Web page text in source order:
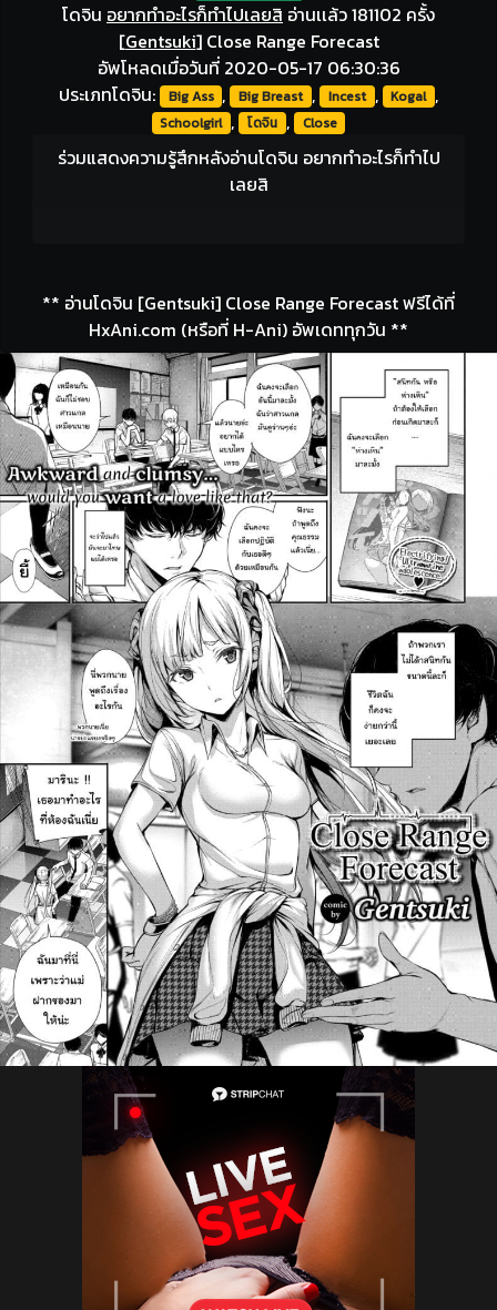
โดจิน อยากทำอะไรก็ทำไปเลยสิ อ่านเเล้ว 181102 ครั้ง
[Gentsuki]Close Range Forecast
อัพโหลดเมื่อวันที่ 2020-05-17 06:30:36
ประเภทโดจิน:
Big Ass , Big Breast , Incest , Kogal ,
Schoolgirl , โดจิน , Close
ร่วมแสดงความรู้สึกหลังอ่านโดจิน อยากทำอะไรก็ทำไป
เลยสิ
** อ่านโดจิน [Gentsuki] Close Range Forecast ฟรีได้ที่
HxAni.com (หรือที่ H-Ani) อัพเดททุกวัน **